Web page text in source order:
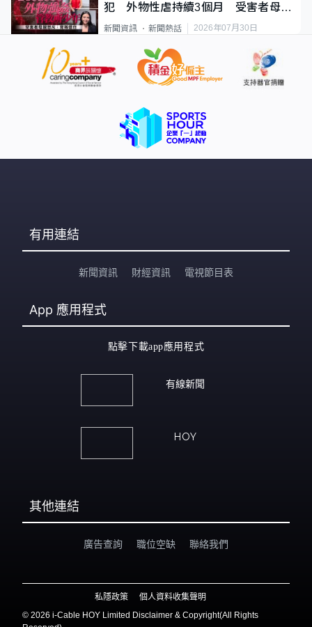
犯 外物性虐持續3個月 受害者母：
要保護其他人
新聞資訊 新聞熱話 2026年07月30日
有用連結
新聞資訊 財經資訊 電視節目表
App 應用程式
點擊下載app應用程式
有線新聞
HOY
其他連結
廣告查詢 職位空缺 聯絡我們
私隱政策
個人資料收集聲明
© 2026 i-Cable HOY Limited Disclaimer & Copyright(All Rights